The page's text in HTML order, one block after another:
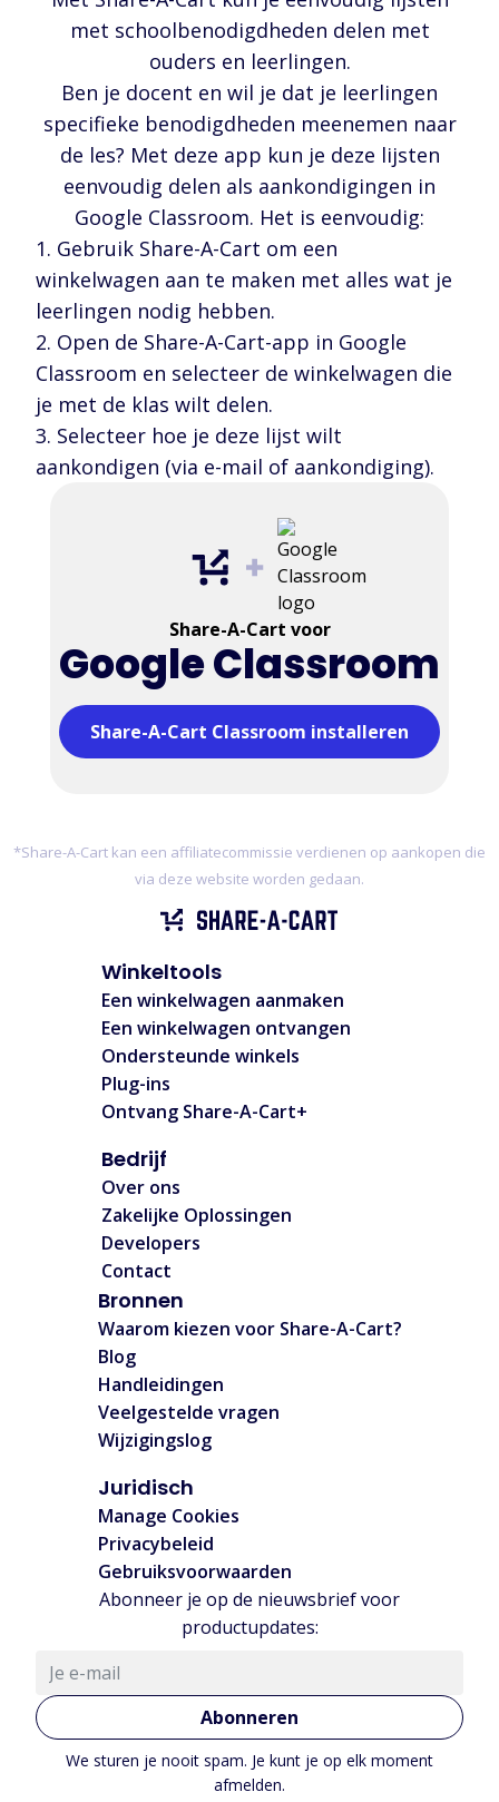
met schoolbenodigdheden delen met
ouders en leerlingen.
Ben je docent en wil je dat je leerlingen
specifieke benodigdheden meenemen naar
de les? Met deze app kun je deze lijsten
eenvoudig delen als aankondigingen in
Google Classroom. Het is eenvoudig:
Gebruik Share-A-Cart om een
winkelwagen aan te maken met alles wat je
leerlingen nodig hebben.
Open de Share-A-Cart-app in Google
Classroom en selecteer de winkelwagen die
je met de klas wilt delen.
Selecteer hoe je deze lijst wilt
aankondigen (via e-mail of aankondiging).
Share-A-Cart voor
Google Classroom
Share-A-Cart Classroom installeren
*Share-A-Cart kan een affiliatecommissie verdienen op aankopen die
via deze website worden gedaan.
Winkeltools
Een winkelwagen aanmaken
Een winkelwagen ontvangen
Ondersteunde winkels
Plug-ins
Ontvang Share-A-Cart+
Bedrijf
Over ons
Zakelijke Oplossingen
Developers
Contact
Bronnen
Waarom kiezen voor Share-A-Cart?
Blog
Handleidingen
Veelgestelde vragen
Wijzigingslog
Juridisch
Manage Cookies
Privacybeleid
Gebruiksvoorwaarden
Abonneer je op de nieuwsbrief voor
productupdates:
Abonneren
We sturen je nooit spam. Je kunt je op elk moment
afmelden.